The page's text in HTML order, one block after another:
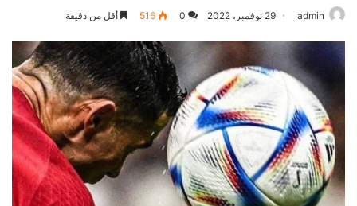
admin 29 نوفمبر، 2022 0
516 أقل من دقيقة